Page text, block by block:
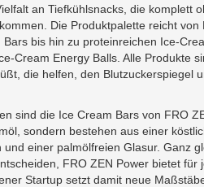
an Tiefkühlsnacks, die komplett
Die Produktpalette reicht von
bis hin zu proteinreichen Ice-
Cream Energy Balls. Alle Produkte
die helfen, den Blutzuckerspiegel
sind die Ice Cream Bars von FRO
sondern bestehen aus einer
einer palmölfreien Glasur. Ganz
FRO ZEN Power bietet für
Startup setzt damit neue